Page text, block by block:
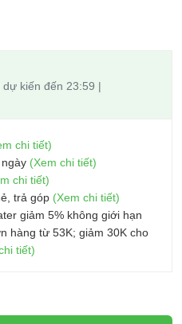
kiến đến 23:59 |
chi tiết)
(Xem chi tiết)
chi tiết)
trả góp (Xem chi tiết)
giảm 5% không giới hạn
hàng từ 53K; giảm 30K cho
tiết)